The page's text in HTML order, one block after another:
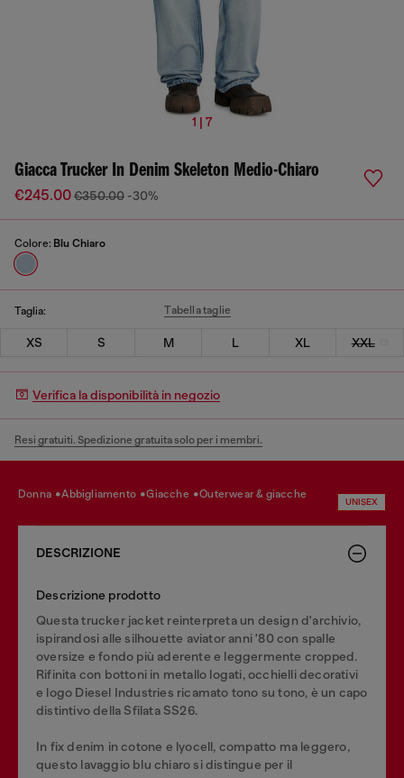
1 | 7
Giacca Trucker In Denim Skeleton Medio-Chiaro
€245.00€350.00 -30%
Colore: Blu Chiaro
Taglia: Tabella taglie
XS S M L XL XXL
Verifica la disponibilità in negozio
Resi gratuiti. Spedizione gratuita solo per i membri.
donna abbigliamento giacche outerwear & giacche
UNISEX
DESCRIZIONE
Descrizione prodotto
Questa trucker jacket reinterpreta un design d'archivio,
ispirandosi alle silhouette aviator anni '80 con spalle
oversize e fondo più aderente e leggermente cropped.
Rifinita con bottoni in metallo logati, occhielli decorativi
e logo Diesel Industries ricamato tono su tono, è un capo
distintivo della Sfilata SS26.
In fix denim in cotone e lyocell, compatto ma leggero,
questo lavaggio blu chiaro si distingue per il